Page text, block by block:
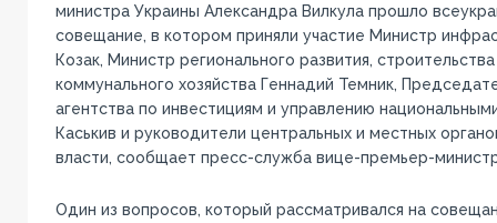
министра Украины Александра Вилкула прошло
совещание, в котором приняли участие Министр
Козак, Министр регионального развития,
коммунального хозяйства Геннадий Темник,
агентства по инвестициям и управлению
Каськив и руководители центральных и местных
власти, сообщает пресс-служба вице-премьер-
Один из вопросов, который рассматривался на